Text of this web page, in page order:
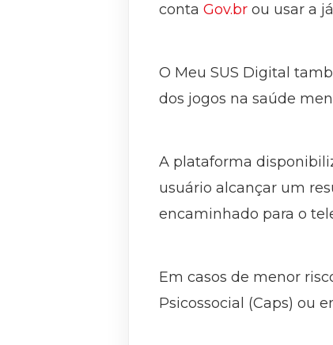
conta Gov.br ou usar a
O Meu SUS Digital
dos jogos na saúde
A plataforma
usuário alcançar um
encaminhado para o
Em casos de menor
Psicossocial (Caps) ou